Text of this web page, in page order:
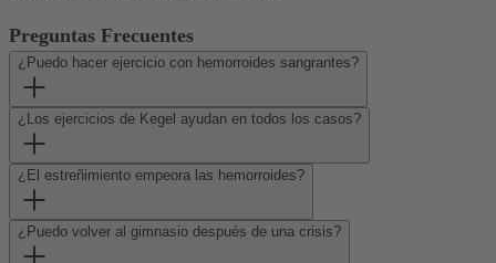
Preguntas Frecuentes
¿Puedo hacer ejercicio con hemorroides sangrantes?
¿Los ejercicios de Kegel ayudan en todos los casos?
¿El estreñimiento empeora las hemorroides?
¿Puedo volver al gimnasio después de una crisis?